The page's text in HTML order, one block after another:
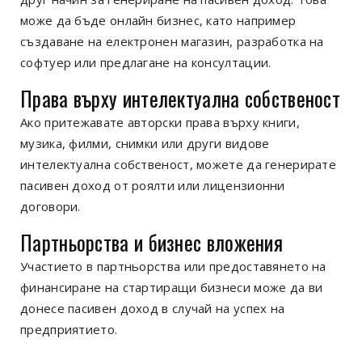
може да бъде онлайн бизнес, като например
създаване на електронен магазин, разработка на
софтуер или предлагане на консултации.
Права върху интелектуална собственост
Ако притежавате авторски права върху книги,
музика, филми, снимки или други видове
интелектуална собственост, можете да генерирате
пасивен доход от роялти или лицензионни
договори.
Партньорства и бизнес вложения
Участието в партньорства или предоставянето на
финансиране на стартиращи бизнеси може да ви
донесе пасивен доход в случай на успех на
предприятието.